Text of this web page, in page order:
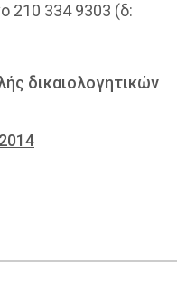
210 334 9303 (δ:
δικαιολογητικών